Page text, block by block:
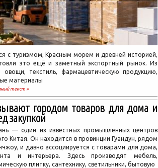
с туризмом, Красным морем и древней историей,
это ещё и заметный экспортный рынок. Из
текстиль, фармацевтическую продукцию,
материалы
текст »
городом товаров для дома и
закупкой
— один из известных промышленных центров
Китая. Он находится в провинции Гуандун, рядом
и давно ассоциируется с товарами для дома,
и интерьера. Здесь производят мебель,
плитку, сантехнику, светильники, бытовую